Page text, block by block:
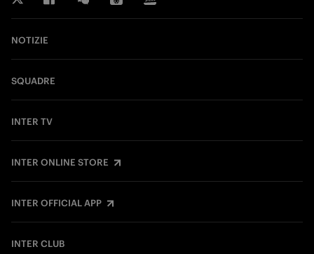
NOTIZIE
SQUADRE
INTER TV
INTER ONLINE STORE
INTER OFFICIAL APP
INTER CLUB